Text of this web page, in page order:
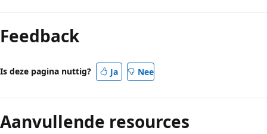
Feedback
Is deze pagina nuttig? Ja Nee
Aanvullende resources